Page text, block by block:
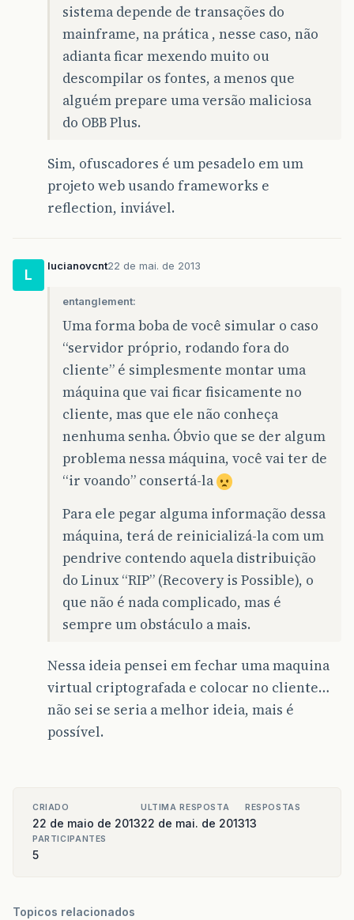
sistema depende de transações do
mainframe, na prática , nesse caso, não
adianta ficar mexendo muito ou
descompilar os fontes, a menos que
alguém prepare uma versão maliciosa
do OBB Plus.
Sim, ofuscadores é um pesadelo em um
projeto web usando frameworks e
reflection, inviável.
L
lucianovcnt22 de mai. de 2013
entanglement:
Uma forma boba de você simular o caso
“servidor próprio, rodando fora do
cliente” é simplesmente montar uma
máquina que vai ficar fisicamente no
cliente, mas que ele não conheça
nenhuma senha. Óbvio que se der algum
problema nessa máquina, você vai ter de
“ir voando” consertá-la
Para ele pegar alguma informação dessa
máquina, terá de reinicializá-la com um
pendrive contendo aquela distribuição
do Linux “RIP” (Recovery is Possible), o
que não é nada complicado, mas é
sempre um obstáculo a mais.
Nessa ideia pensei em fechar uma maquina
virtual criptografada e colocar no cliente…
não sei se seria a melhor ideia, mais é
possível.
CRIADO
22 de maio de 2013
ULTIMA RESPOSTA
22 de mai. de 2013
RESPOSTAS
13
PARTICIPANTES
5
Topicos relacionados